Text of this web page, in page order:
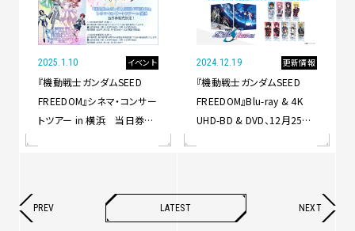
2025.1.10 イベント
『機動戦士ガンダムSEED
FREEDOM』シネマ・コンサー
トツアー in 横浜 当日券情
2024.12.19 更新情報
『機動戦士ガンダムSEED
FREEDOM』Blu-ray & 4K
UHD-BD & DVD、12月25日
PREV LATEST NEXT